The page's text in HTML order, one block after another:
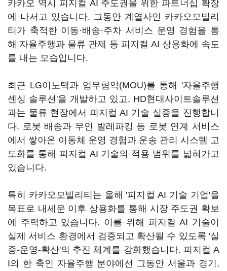
카카오 역시 피지컬 AI 주도권을 위한 파트너십 확장
에 나서고 있습니다. 그동안 계열사인 카카오모빌리
티가 축적한 이동·배송·주차 서비스 운영 경험을 통
해 자율주행과 물류 관제 등 피지컬 AI 상용화에 속도
를 내는 모습입니다.
최근 LG이노텍과 업무협약(MOU)를 통해 '자율주행
센싱 솔루션'을 개발하고 있고, HD현대사이트솔루션
과는 물류 현장에서 피지컬 AI 기술 실증을 진행합니
다. 로봇 배송과 무인 발레파킹 등 로봇 연계 서비스
에서 쌓아온 이동체 운영 경험과 운송 관리 시스템 고
도화를 통해 피지컬 AI 기술의 적용 범위를 넓혀가고
있습니다.
특히 카카오모빌리티는 올해 '피지컬 AI 기술 기업'을
목표로 내세운 이후 상용화를 통해 시장 주도권 확보
에 주력하고 있습니다. 이를 위해 피지컬 AI 기술이
실제 서비스 환경에서 검증되고 확산될 수 있도록 '실
증-운영-확산'의 추진 체계를 강화했습니다. 피지컬 A
I의 한 축인 자율주행 분야에선 그동안 서울과 경기,